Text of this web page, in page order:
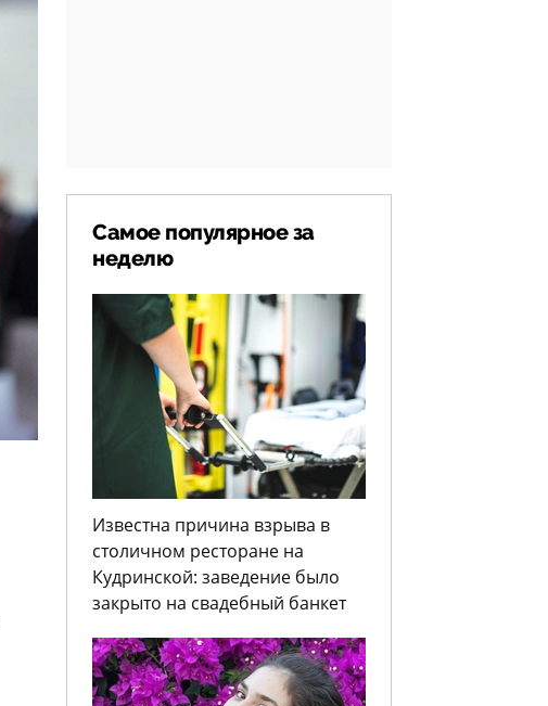
Самое популярное за
неделю
Известна причина взрыва в
столичном ресторане на
Кудринской: заведение было
закрыто на свадебный банкет